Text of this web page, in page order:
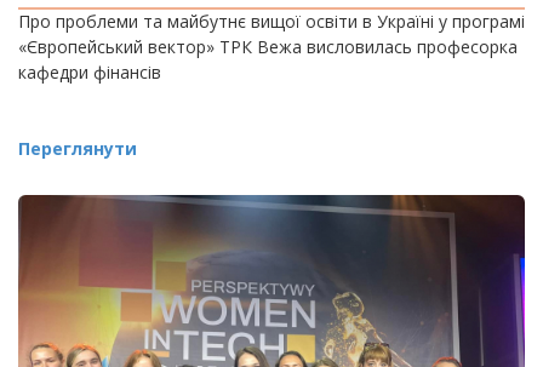
Про проблеми та майбутнє вищої освіти в Україні у програмі
«Європейський вектор» ТРК Вежа висловилась професорка
кафедри фінансів
Переглянути